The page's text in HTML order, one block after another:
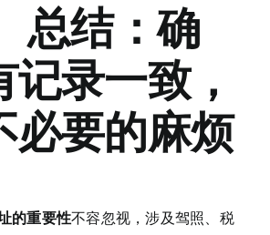
总结：确
录一致，
必要的麻烦
的重要性不容忽视，涉及驾照、税